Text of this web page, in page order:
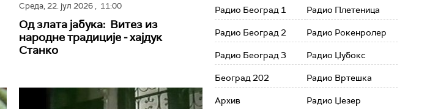
Среда,22. јул 2026, 11:00
Од злата јабука: Витез из
народне традиције ‒ хајдук
Станко
Радио Београд 1
Радио Београд 2
Радио Београд 3
Београд 202
Архив
Радио Плетеница
Радио Рокенролер
Радио Џубокс
Радио Вртешка
Радио Џезер